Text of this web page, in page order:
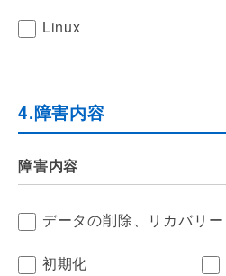
Linux
4.障害内容
障害内容
データの削除、リカバリー
初期化